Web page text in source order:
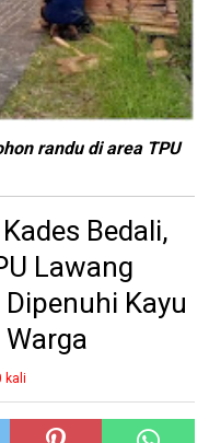
randu di area TPU
Bedali,
Lawang
Kayu
kali